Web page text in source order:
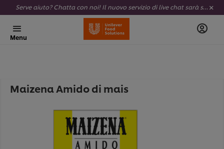
Serve aiuto? Chatta con noi! Il nuovo servizio di live chat sarà sempre attivo e completamente al tuo servizio.
Menu
Maizena Amido di mais